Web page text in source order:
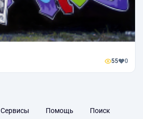
55 0
Сервисы Помощь Поиск